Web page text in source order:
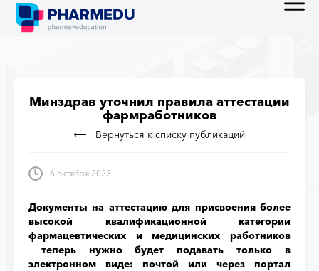
Минздрав уточнил правила аттестации
фармработников
Вернуться к списку публикаций
6 октября 2023
Документы на аттестацию для присвоения более
высокой квалификационной категории
фармацевтических и медицинских работников
теперь нужно будет подавать только в
электронном виде: почтой или через портал